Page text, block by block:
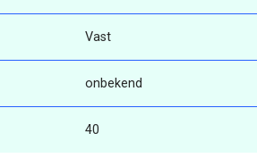
Vast
onbekend
40